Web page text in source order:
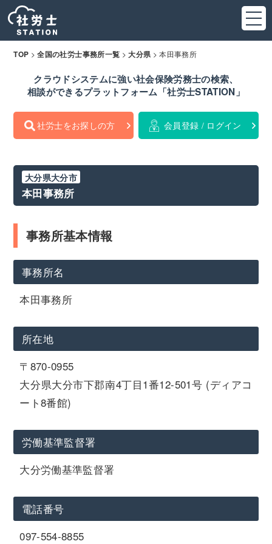
TOP >全国の社労士事務所一覧 >大分県 >本田事務所
クラウドシステムに強い社会保険労務士の検索、
相談ができるプラットフォーム「社労士STATION」
社労士をお探しの方 会員登録 / ログイン
大分県大分市
本田事務所
事務所基本情報
事務所名
本田事務所
所在地
〒870-0955
大分県大分市下郡南4丁目1番12-501号 (ディアコ
ート8番館)
労働基準監督署
大分労働基準監督署
電話番号
097-554-8855